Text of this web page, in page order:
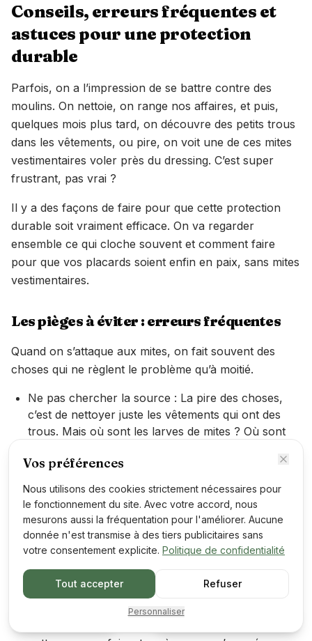
Conseils, erreurs fréquentes et
astuces pour une protection
durable
Parfois, on a l’impression de se battre contre des
moulins. On nettoie, on range nos affaires, et puis,
quelques mois plus tard, on découvre des petits trous
dans les vêtements, ou pire, on voit une de ces mites
vestimentaires voler près du dressing. C’est super
frustrant, pas vrai ?
Il y a des façons de faire pour que cette protection
durable soit vraiment efficace. On va regarder
ensemble ce qui cloche souvent et comment faire
pour que vos placards soient enfin en paix, sans mites
vestimentaires.
Les pièges à éviter : erreurs fréquentes
Quand on s’attaque aux mites, on fait souvent des
choses qui ne règlent le problème qu’à moitié.
Ne pas chercher la source : La pire des choses,
c’est de nettoyer juste les vêtements qui ont des
trous. Mais où sont les larves de mites ? Où sont
reviendront toujours. C’est comme mettre un
pansement sur une jambe de bois. Il faut aller
chercher les racines du problème.
Oublier les recoins cachés : On pense à vider le
placard, c’est bien. Mais avez-vous regardé sous le
meuble ? Derrière ? Dans les fissures du mur, les
plinthes, ou même le tapis qui est sous le meuble ?
Ces endroits sombres et tranquilles sont des
Appeler maintenant
Vos préférences
Nous utilisons des cookies strictement nécessaires pour
le fonctionnement du site. Avec votre accord, nous
mesurons aussi la fréquentation pour l'améliorer. Aucune
donnée n'est transmise à des tiers publicitaires sans
votre consentement explicite. Politique de confidentialité
Tout accepter Refuser
Personnaliser